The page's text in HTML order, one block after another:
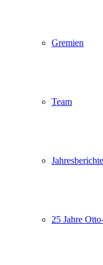
Gremien
Team
Jahresberichte
25 Jahre